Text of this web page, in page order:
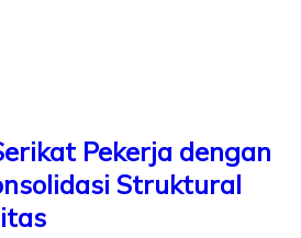
Pekerja dengan
Struktural